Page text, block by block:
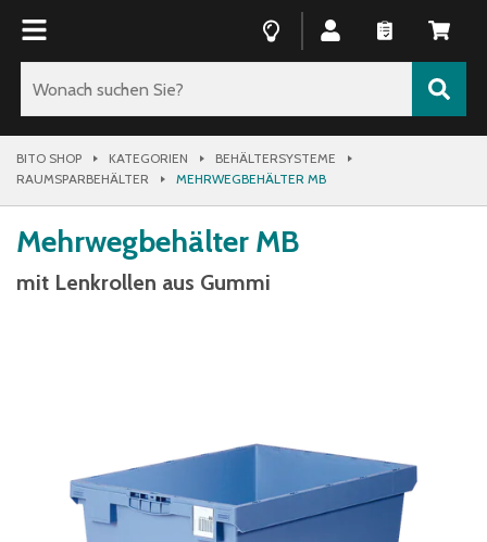
BITO SHOP KATEGORIEN
BEHÄLTERSYSTEME
RAUMSPARBEHÄLTER
MEHRWEGBEHÄLTER MB
Mehrwegbehälter MB
mit Lenkrollen aus Gummi